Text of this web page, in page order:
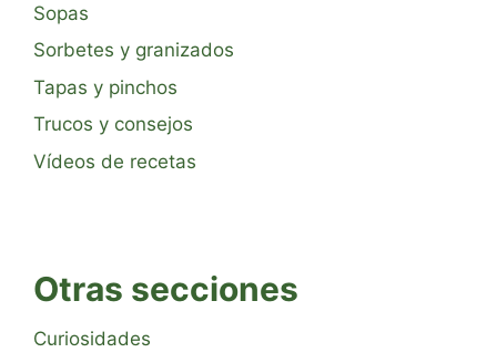
Sopas
Sorbetes y granizados
Tapas y pinchos
Trucos y consejos
Vídeos de recetas
Otras secciones
Curiosidades